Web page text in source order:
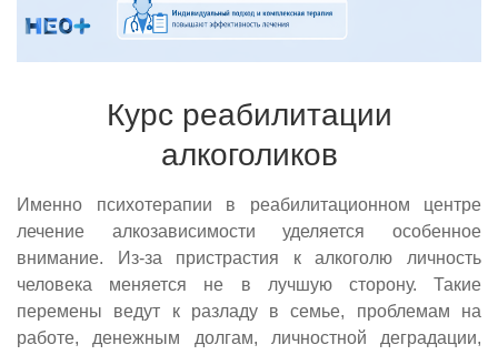
Курс реабилитации
алкоголиков
Именно психотерапии в реабилитационном центре
лечение алкозависимости уделяется особенное
внимание. Из-за пристрастия к алкоголю личность
человека меняется не в лучшую сторону. Такие
перемены ведут к разладу в семье, проблемам на
работе, денежным долгам, личностной деградации,